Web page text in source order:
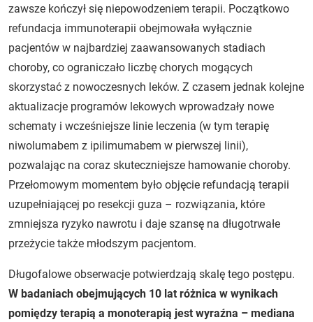
zawsze kończył się niepowodzeniem terapii. Początkowo
refundacja immunoterapii obejmowała wyłącznie
pacjentów w najbardziej zaawansowanych stadiach
choroby, co ograniczało liczbę chorych mogących
skorzystać z nowoczesnych leków. Z czasem jednak kolejne
aktualizacje programów lekowych wprowadzały nowe
schematy i wcześniejsze linie leczenia (w tym terapię
niwolumabem z ipilimumabem w pierwszej linii),
pozwalając na coraz skuteczniejsze hamowanie choroby.
Przełomowym momentem było objęcie refundacją terapii
uzupełniającej po resekcji guza – rozwiązania, które
zmniejsza ryzyko nawrotu i daje szansę na długotrwałe
przeżycie także młodszym pacjentom.
Długofalowe obserwacje potwierdzają skalę tego postępu.
W badaniach obejmujących 10 lat różnica w wynikach
pomiędzy terapią a monoterapią jest wyraźna – mediana